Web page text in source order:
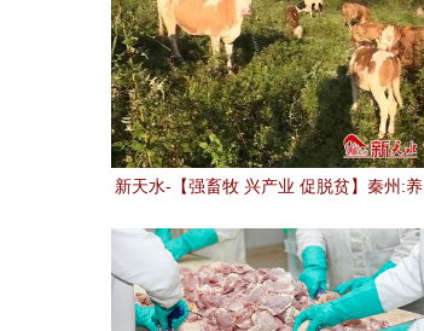
新天水-【强畜牧 兴产业 促脱贫】秦州:养
术服务